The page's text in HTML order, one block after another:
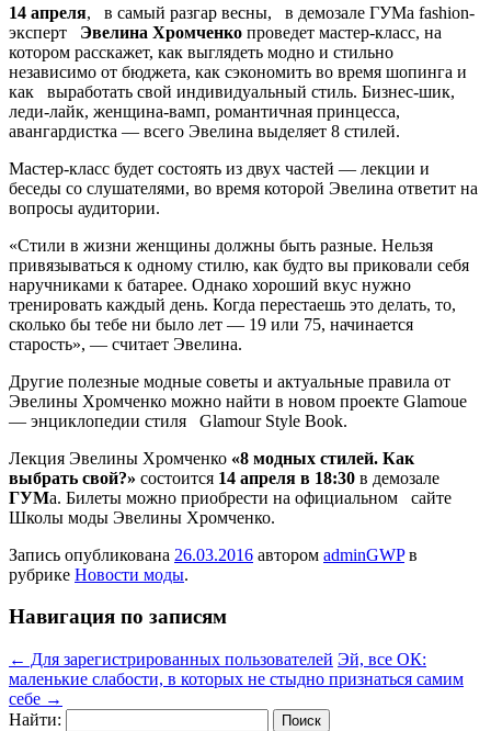
14 апреля, в самый разгар весны, в демозале ГУМа fashion-
эксперт Эвелина Хромченко проведет мастер-класс, на
котором расскажет, как выглядеть модно и стильно
независимо от бюджета, как сэкономить во время шопинга и
как выработать свой индивидуальный стиль. Бизнес-шик,
леди-лайк, женщина-вамп, романтичная принцесса,
авангардистка — всего Эвелина выделяет 8 стилей.
Мастер-класс будет состоять из двух частей — лекции и
беседы со слушателями, во время которой Эвелина ответит на
вопросы аудитории.
«Стили в жизни женщины должны быть разные. Нельзя
привязываться к одному стилю, как будто вы приковали себя
наручниками к батарее. Однако хороший вкус нужно
тренировать каждый день. Когда перестаешь это делать, то,
сколько бы тебе ни было лет — 19 или 75, начинается
старость», — считает Эвелина.
Другие полезные модные советы и актуальные правила от
Эвелины Хромченко можно найти в новом проекте Glamoue
— энциклопедии стиля Glamour Style Book.
Лекция Эвелины Хромченко «8 модных стилей. Как
выбрать свой?» состоится 14 апреля в 18:30 в демозале
ГУМа. Билеты можно приобрести на официальном сайте
Школы моды Эвелины Хромченко.
Запись опубликована 26.03.2016 автором adminGWPв
рубрике Новости моды.
Навигация по записям
← Для зарегистрированных пользователей Эй, все ОК:
маленькие слабости, в которых не стыдно признаться самим
себе →
Найти: